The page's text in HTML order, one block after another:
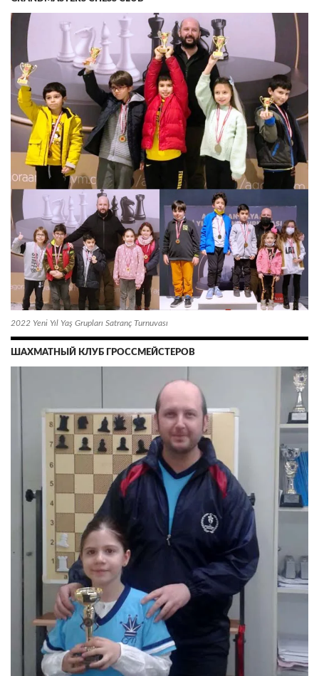
2022 Yeni Yıl Yaş Grupları Satranç Turnuvası
ШАХМАТНЫЙ КЛУБ ГРОССМЕЙСТЕРОВ